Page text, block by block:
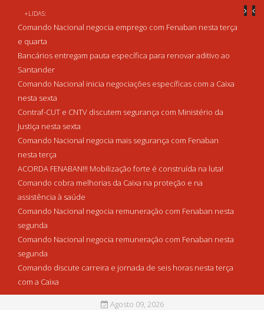
+LIDAS:
Comando Nacional negocia emprego com Fenaban nesta terça
e quarta
Bancários entregam pauta específica para renovar aditivo ao
Santander
Comando Nacional inicia negociações específicas com a Caixa
nesta sexta
Contraf-CUT e CNTV discutem segurança com Ministério da
Justiça nesta sexta
Comando Nacional negocia mais segurança com Fenaban
nesta terça
ACORDA FENABAN!!! Mobilização forte é construída na luta!
Comando cobra melhorias da Caixa na proteção e na
assistência à saúde
Comando Nacional negocia remuneração com Fenaban nesta
segunda
Comando Nacional negocia remuneração com Fenaban nesta
segunda
Comando discute carreira e jornada de seis horas nesta terça
com a Caixa
Agosto 09, 2026